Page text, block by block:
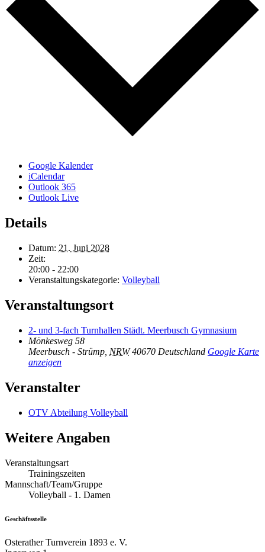
Google Kalender
iCalendar
Outlook 365
Outlook Live
Details
Datum: 21. Juni 2028
Zeit:
20:00 - 22:00
Veranstaltungskategorie: Volleyball
Veranstaltungsort
2- und 3-fach Turnhallen Städt. Meerbusch Gymnasium
Mönkesweg 58
Meerbusch - Strümp NRW 40670 Deutschland Google Karte
anzeigen
Veranstalter
OTV Abteilung Volleyball
Weitere Angaben
Veranstaltungsart
Trainingszeiten
Mannschaft/Team/Gruppe
Volleyball - 1. Damen
Geschäftsstelle
Osterather Turnverein 1893 e. V.